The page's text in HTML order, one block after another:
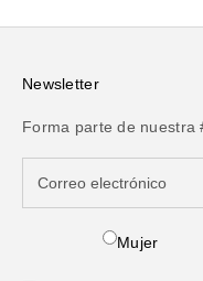
Newsletter
Forma parte de nuestra
Mujer